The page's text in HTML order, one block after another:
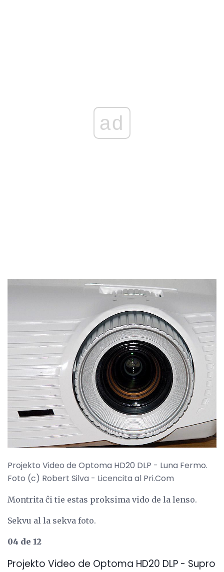
ad
Projekto Video de Optoma HD20 DLP - Luna Fermo.
Foto (c) Robert Silva - Licencita al Pri.Com
Montrita ĉi tie estas proksima vido de la lenso.
Sekvu al la sekva foto.
04 de 12
Projekto Video de Optoma HD20 DLP - Supro